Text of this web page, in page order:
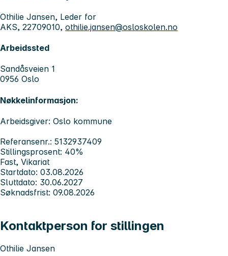
Othilie Jansen, Leder for
AKS, 22709010, othilie.jansen@osloskolen.no
Arbeidssted
Sandåsveien 1
0956 Oslo
Nøkkelinformasjon:
Arbeidsgiver: Oslo kommune
Referansenr.: 5132937409
Stillingsprosent: 40%
Fast, Vikariat
Startdato: 03.08.2026
Sluttdato: 30.06.2027
Søknadsfrist: 09.08.2026
Kontaktperson for stillingen
Othilie Jansen